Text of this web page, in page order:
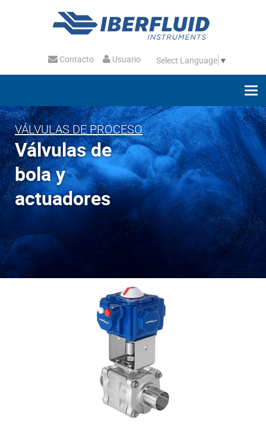
Contacto Usuario Select Language ▼
VÁLVULAS DE PROCESO
Válvulas de
bola y
actuadores